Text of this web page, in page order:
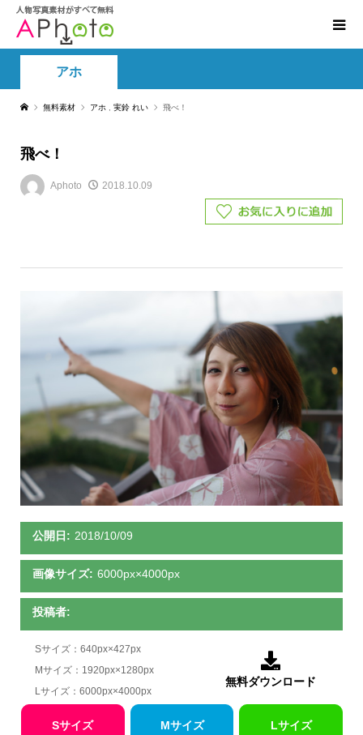
アホ
無料素材 アホ 実鈴 れい 飛べ！
飛べ！
Aphoto 2018.10.09
公開日: 2018/10/09
画像サイズ: 6000px×4000px
投稿者:
Sサイズ：640px×427px
Mサイズ：1920px×1280px
Lサイズ：6000px×4000px

無料ダウンロード
Sサイズ Mサイズ Lサイズ